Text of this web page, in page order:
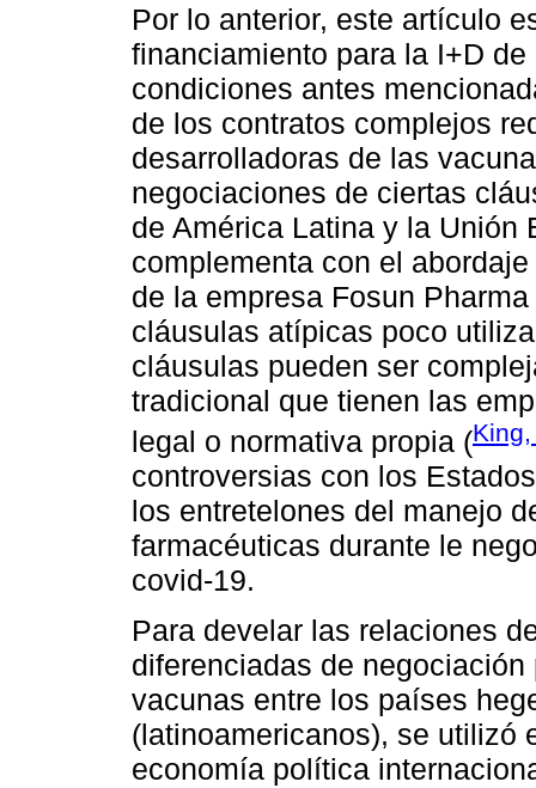
Por lo anterior, este artículo
financiamiento para la I+D
condiciones antes
de los contratos complejos
desarrolladoras de las
negociaciones de ciertas
de América Latina y la Unión
complementa con el
de la empresa Fosun
cláusulas atípicas poco
cláusulas pueden ser
tradicional que tienen las
legal o normativa propia (
controversias con los
los entretelones del manejo
farmacéuticas durante le
covid-19.
Para develar las relaciones
diferenciadas de
vacunas entre los países
(latinoamericanos), se utilizó
economía política